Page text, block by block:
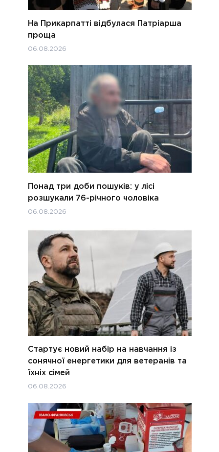
На Прикарпатті відбулася Патріарша
проща
06.08.2026
Понад три доби пошуків: у лісі
розшукали 76-річного чоловіка
06.08.2026
Стартує новий набір на навчання із
сонячної енергетики для ветеранів та
їхніх сімей
06.08.2026